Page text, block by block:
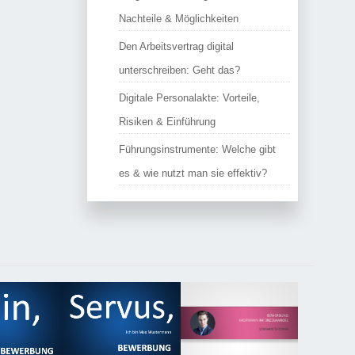
Nachteile & Möglichkeiten
Den Arbeitsvertrag digital
unterschreiben: Geht das?
Digitale Personalakte: Vorteile,
Risiken & Einführung
Führungsinstrumente: Welche gibt
es & wie nutzt man sie effektiv?